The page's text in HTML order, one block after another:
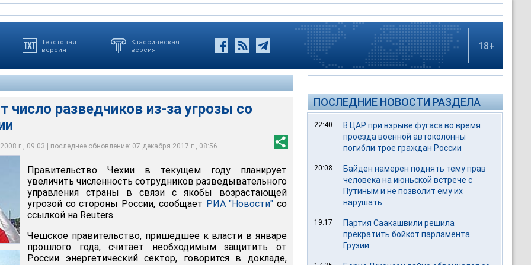
Текстовая
версия
Классическая
версия
18+
число разведчиков из-за угрозы со
г., 09:03 | последнее обновление: 07 декабря 2017 г., 08:56
разведчиков из-за угрозы со стороны России
пришедшее к власти в январе прошлого года, считает
от России энергетический сектор, говорится в докладе,
агентства. РФ является главным поставщиком
страну
РФ Сергей Лавров, утверждения об энергетическом
не имеют под собой никаких оснований
Правительство Чехии в текущем году планирует
увеличить численность сотрудников разведывательного
управления страны в связи с якобы возрастающей
угрозой со стороны России, сообщает РИА "Новости" со
ссылкой на Reuters.
Чешское правительство, пришедшее к власти в январе
прошлого года, считает необходимым защитить от
России энергетический сектор, говорится в докладе,
ПОСЛЕДНИЕ НОВОСТИ РАЗДЕЛА
22:40
В ЦАР при взрыве фугаса во время
проезда военной автоколонны
погибли трое граждан России
20:08
Байден намерен поднять тему прав
человека на июньской встрече с
Путиным и не позволит ему их
нарушать
19:17
Партия Саакашвили решила
прекратить бойкот парламента
Грузии